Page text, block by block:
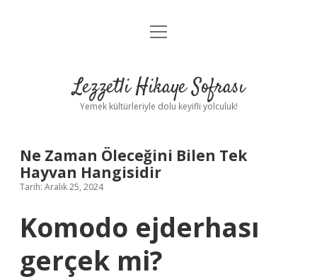
Anasayfa
Yasal Uyarı
menüyü
Lezzetli Hikaye Sofrası
Yemek kültürleriyle dolu keyifli yolculuk!
Ne Zaman Öleceğini Bilen Tek
Hayvan Hangisidir
Tarih: Aralık 25, 2024
Komodo ejderhası
gerçek mi?